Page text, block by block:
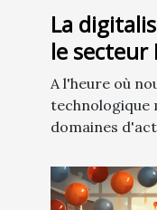
La
le secteur
A l'heure où
technologique
domaines